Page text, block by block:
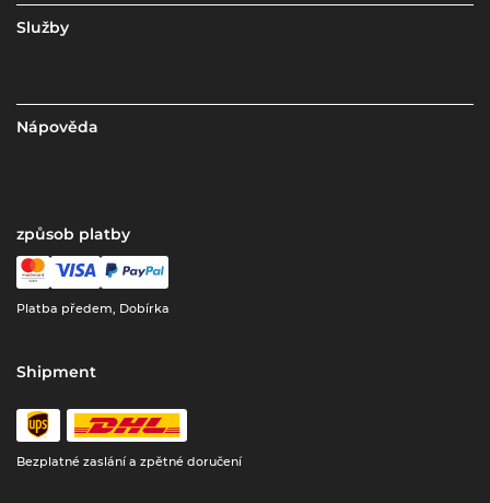
Služby
Nápověda
způsob platby
Platba předem, Dobírka
Shipment
Bezplatné zaslání a zpětné doručení